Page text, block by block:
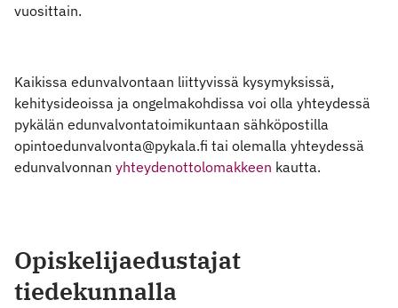
vuosittain.
Kaikissa edunvalvontaan liittyvissä kysymyksissä,
kehitysideoissa ja ongelmakohdissa voi olla yhteydessä
pykälän edunvalvontatoimikuntaan sähköpostilla
opintoedunvalvonta@pykala.fi tai olemalla yhteydessä
edunvalvonnan yhteydenottolomakkeen kautta.
Opiskelijaedustajat
tiedekunnalla